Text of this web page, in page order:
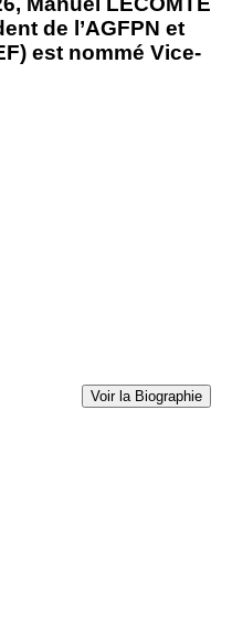
de l’AGFPN et
est nommé Vice-
Voir la Biographie